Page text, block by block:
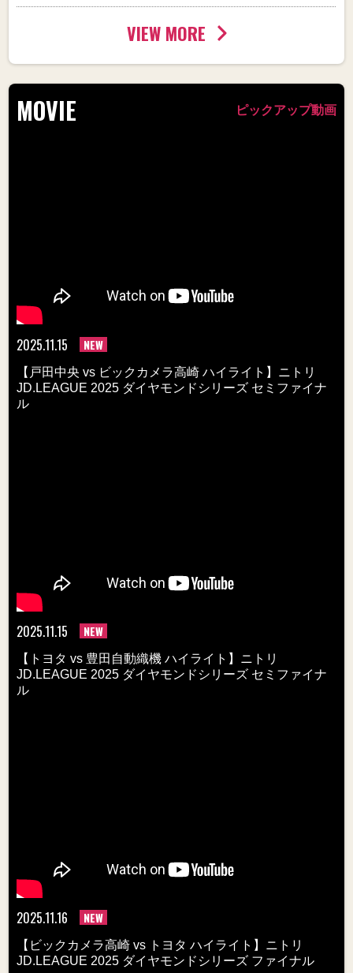
VIEW MORE
MOVIE ピックアップ動画
2025.11.15 NEW
【戸田中央 vs ビックカメラ高崎 ハイライト】ニトリ
JD.LEAGUE 2025 ダイヤモンドシリーズ セミファイナ
ル
2025.11.15 NEW
【トヨタ vs 豊田自動織機 ハイライト】ニトリ
JD.LEAGUE 2025 ダイヤモンドシリーズ セミファイナ
ル
2025.11.16 NEW
【ビックカメラ高崎 vs トヨタ ハイライト】ニトリ
JD.LEAGUE 2025 ダイヤモンドシリーズ ファイナル